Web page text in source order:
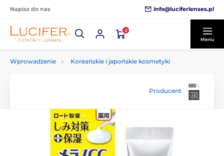
Napisz do nas info@luciferlenses.pl
0
Menu
Wprowadzenie Koreańskie i japońskie kosmetyki
Producent